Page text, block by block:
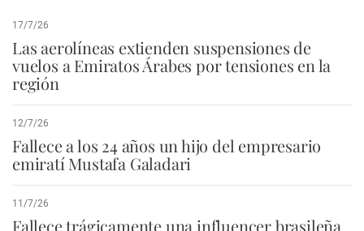
17/7/26
Las aerolíneas extienden suspensiones de
vuelos a Emiratos Árabes por tensiones en la
región
12/7/26
Fallece a los 24 años un hijo del empresario
emiratí Mustafa Galadari
11/7/26
Fallece trágicamente una influencer brasileña